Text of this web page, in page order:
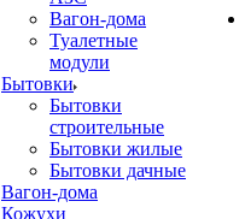
Вагон-дома
Туалетные
модули
Бытовки
Бытовки
строительные
Бытовки жилые
Бытовки дачные
Вагон-дома
Кожухи